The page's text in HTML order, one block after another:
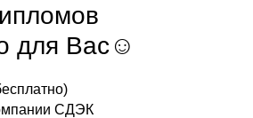
для Вас☺
СДЭК